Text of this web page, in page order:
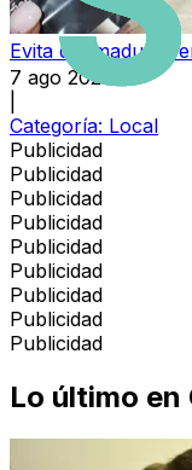
Evita quemaduras
7 ago 2026
Categoría: Local
Publicidad
Publicidad
Publicidad
Publicidad
Publicidad
Publicidad
Publicidad
Publicidad
Publicidad
Lo último en